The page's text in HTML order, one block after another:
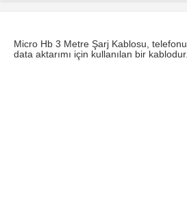
Micro Hb 3 Metre Şarj Kablosu,
data aktarımı için kullanılan bir kablodur.